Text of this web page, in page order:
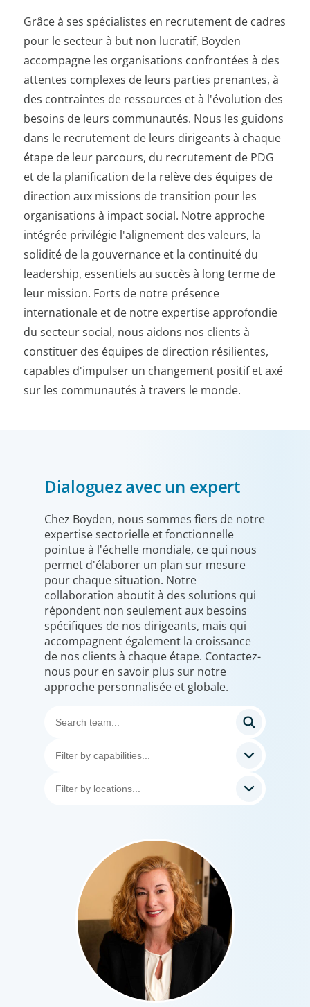
Grâce à ses spécialistes en recrutement de cadres
pour le secteur à but non lucratif, Boyden
accompagne les organisations confrontées à des
attentes complexes de leurs parties prenantes, à
des contraintes de ressources et à l'évolution des
besoins de leurs communautés. Nous les guidons
dans le recrutement de leurs dirigeants à chaque
étape de leur parcours, du recrutement de PDG
et de la planification de la relève des équipes de
direction aux missions de transition pour les
organisations à impact social. Notre approche
intégrée privilégie l'alignement des valeurs, la
solidité de la gouvernance et la continuité du
leadership, essentiels au succès à long terme de
leur mission. Forts de notre présence
internationale et de notre expertise approfondie
du secteur social, nous aidons nos clients à
constituer des équipes de direction résilientes,
capables d'impulser un changement positif et axé
sur les communautés à travers le monde.
Dialoguez avec un expert
Chez Boyden, nous sommes fiers de notre
expertise sectorielle et fonctionnelle
pointue à l'échelle mondiale, ce qui nous
permet d'élaborer un plan sur mesure
pour chaque situation. Notre
collaboration aboutit à des solutions qui
répondent non seulement aux besoins
spécifiques de nos dirigeants, mais qui
accompagnent également la croissance
de nos clients à chaque étape. Contactez-
nous pour en savoir plus sur notre
approche personnalisée et globale.